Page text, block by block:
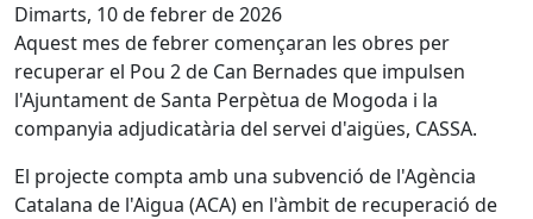
Dimarts, 10 de febrer de 2026
Aquest mes de febrer començaran les obres per
recuperar el Pou 2 de Can Bernades que impulsen
l'Ajuntament de Santa Perpètua de Mogoda i la
companyia adjudicatària del servei d'aigües, CASSA.
El projecte compta amb una subvenció de l'Agència
Catalana de l'Aigua (ACA) en l'àmbit de recuperació de